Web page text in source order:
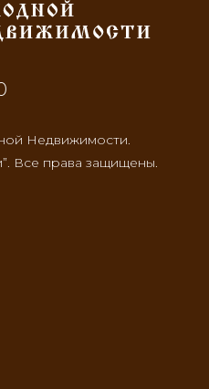
Недвижимости.
Все права защищены.